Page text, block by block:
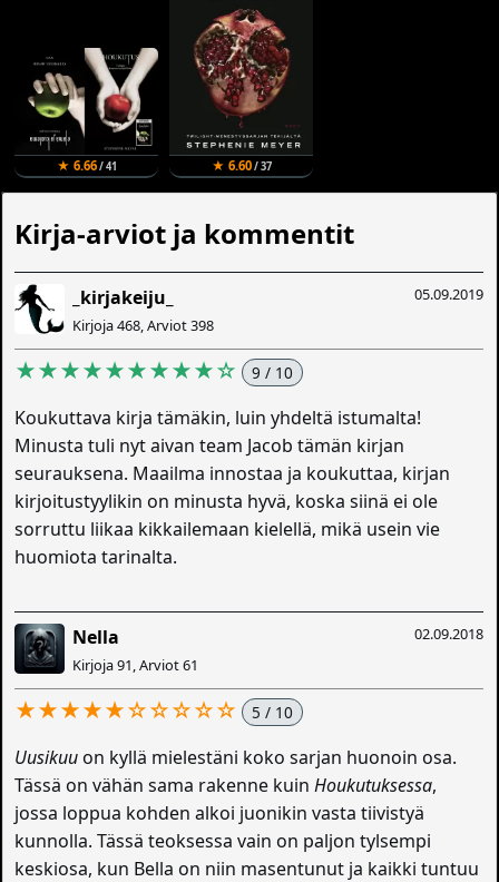
★ 6.66/ 41 ★ 6.60/ 37
Kirja-arviot ja kommentit
05.09.2019
_kirjakeiju_
Kirjoja 468, Arviot 398
★★★★★★★★★☆ 9 / 10
Koukuttava kirja tämäkin, luin yhdeltä istumalta!
Minusta tuli nyt aivan team Jacob tämän kirjan
seurauksena. Maailma innostaa ja koukuttaa, kirjan
kirjoitustyylikin on minusta hyvä, koska siinä ei ole
sorruttu liikaa kikkailemaan kielellä, mikä usein vie
huomiota tarinalta.
02.09.2018
Nella
Kirjoja 91, Arviot 61
★★★★★☆☆☆☆☆ 5 / 10
Uusikuuon kyllä mielestäni koko sarjan huonoin osa.
Tässä on vähän sama rakenne kuinHoukutuksessa,
jossa loppua kohden alkoi juonikin vasta tiivistyä
kunnolla. Tässä teoksessa vain on paljon tylsempi
keskiosa, kun Bella on niin masentunut ja kaikki tuntuu